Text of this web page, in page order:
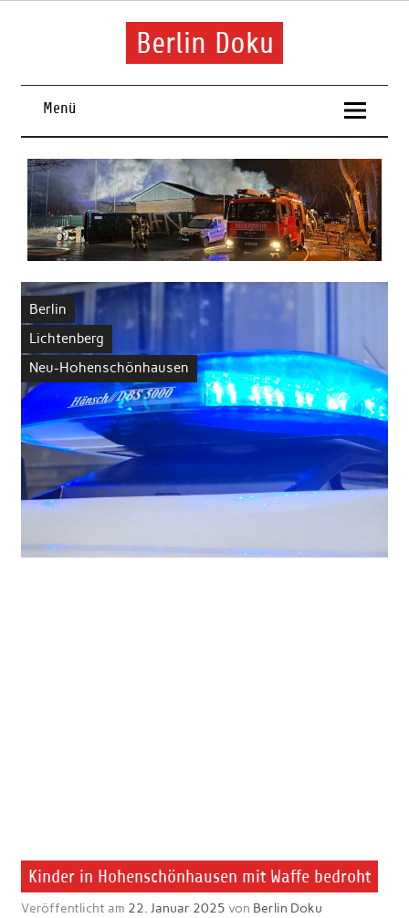
Skip
Berlin Doku
Menü
Berlin
Lichtenberg
Neu-Hohenschönhausen
Kinder in Hohenschönhausen mit Waffe bedroht
Veröffentlicht am 22. Januar 2025 von Berlin Doku